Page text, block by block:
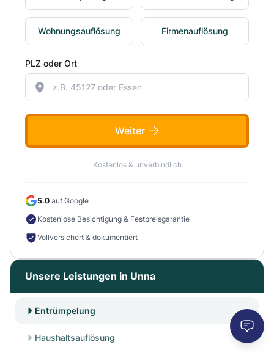
Wohnungsauflösung Firmenauflösung
PLZ oder Ort
Weiter
Kostenlos & unverbindlich
5.0 auf Google
Kostenlose Besichtigung & Festpreisgarantie
Vollversichert & dokumentiert
Unsere Leistungen in Unna
Entrümpelung
Haushaltsauflösung